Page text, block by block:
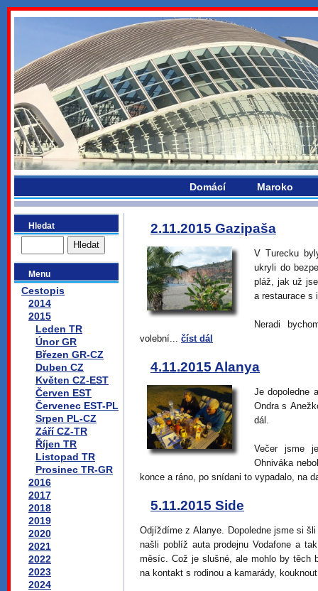
bydlikemevropou.com
Domácí Maroko
Hledat
Menu
Cestopis
2014
2015
Leden TR
Únor GR
Březen GR-CZ
Duben CZ
Květen CZ-EST
Červen EST
Červenec EST-PL
Srpen PL-CZ
Září CZ-TR
Říjen TR
Listopad TR
Prosinec TR-GR
2016
2017
2018
2019
2020
2021
2022
2023
2024
2.11.2015 Gazipaša
V Turecku
ukryli do
pláž, jak už
a restaurace s
Neradi
volební... číst dál
4.11.2015 Alanya
Je dopoledne
Ondra s
dál.
Večer jsme
Ohniváka
konce a ráno, po snídani to vypadalo, na
5.11.2015 Side
Odjíždíme z Alanye. Dopoledne jsme si
našli poblíž auta prodejnu Vodafone a
měsíc. Což je slušné, ale mohlo by těch
na kontakt s rodinou a kamarády,